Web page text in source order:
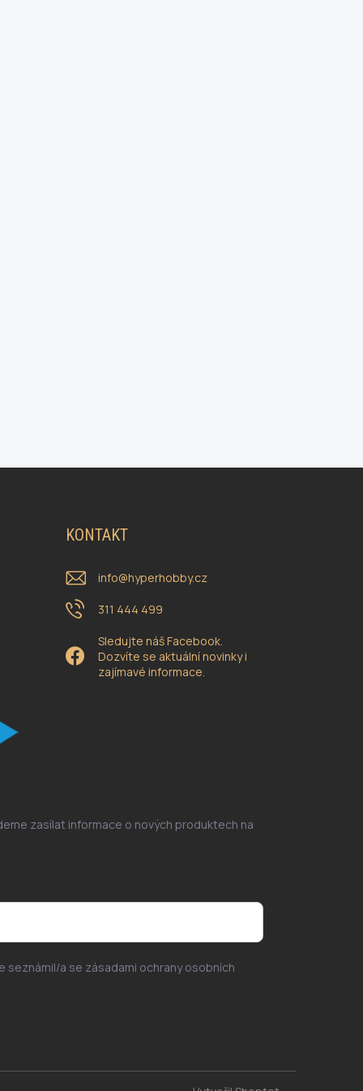
KONTAKT
info@hyperhobby.cz
311 444 499
Sledujte náš Facebook.
Dozvíte se aktuální novinky i
zajímavé informace.
zasílat informace o nových produktech na
seznámil/a se zásadami ochrany osobních